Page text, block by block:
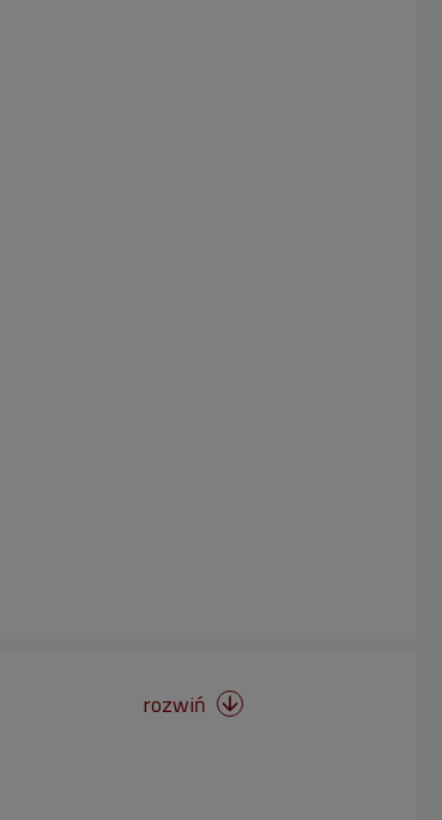
rozwiń 